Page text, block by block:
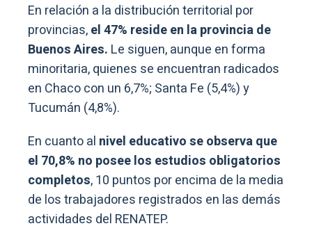
En relación a la distribución territorial por
provincias,el 47% reside en la provincia de
Buenos Aires. Le siguen, aunque en forma
minoritaria, quienes se encuentran radicados
en Chaco con un 6,7%; Santa Fe (5,4%) y
Tucumán (4,8%).
En cuanto al nivel educativo se observa que
el 70,8% no posee los estudios obligatorios
completos, 10 puntos por encima de la media
de los trabajadores registrados en las demás
actividades del RENATEP.